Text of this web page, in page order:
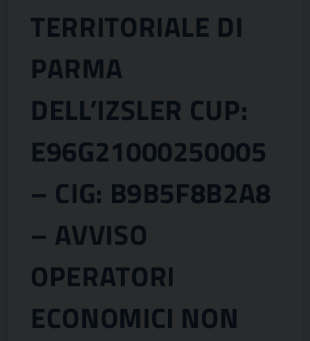
TERRITORIALE DI
PARMA
DELL’IZSLER CUP:
E96G21000250005
– CIG: B9B5F8B2A8
– AVVISO
OPERATORI
ECONOMICI NON